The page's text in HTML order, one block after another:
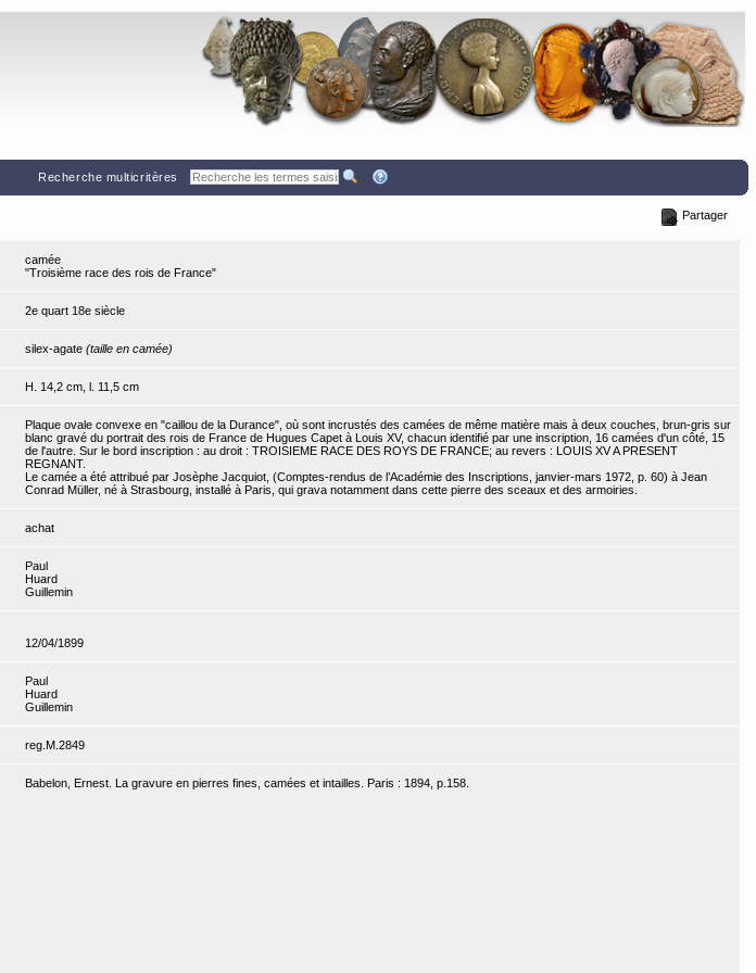
Recherche multicritères
Partager
camée
"Troisième race des rois de France"
2e quart 18e siècle
silex-agate (taille en camée)
H. 14,2 cm, l. 11,5 cm
Plaque ovale convexe en "caillou de la Durance", où sont incrustés des camées de même matière mais à deux couches, brun-gris sur
blanc gravé du portrait des rois de France de Hugues Capet à Louis XV, chacun identifié par une inscription, 16 camées d'un côté, 15
de l'autre. Sur le bord inscription : au droit : TROISIEME RACE DES ROYS DE FRANCE; au revers : LOUIS XV A PRESENT
REGNANT.
Le camée a été attribué par Josèphe Jacquiot, (Comptes-rendus de l’Académie des Inscriptions, janvier-mars 1972, p. 60) à Jean
Conrad Müller, né à Strasbourg, installé à Paris, qui grava notamment dans cette pierre des sceaux et des armoiries.
achat
Paul
Huard
Guillemin
12/04/1899
Paul
Huard
Guillemin
reg.M.2849
Babelon, Ernest. La gravure en pierres fines, camées et intailles. Paris : 1894, p.158.